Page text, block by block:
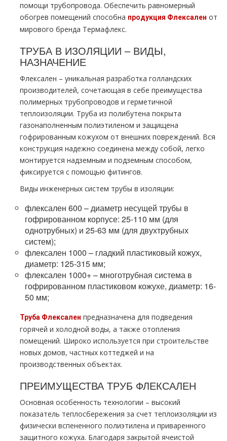
помощи трубопровода. Обеспечить равномерный
обогрев помещений способна продукция Флексален от
мирового бренда Термафлекс.
ТРУБА В ИЗОЛЯЦИИ – ВИДЫ,
НАЗНАЧЕНИЕ
Флексален – уникальная разработка голландских
производителей, сочетающая в себе преимущества
полимерных трубопроводов и герметичной
теплоизоляции. Труба из полибутена покрыта
газонаполненным полиэтиленом и защищена
гофрированным кожухом от внешних повреждений. Вся
конструкция надежно соединена между собой, легко
монтируется надземным и подземным способом,
фиксируется с помощью фитингов.
Виды инженерных систем трубы в изоляции:
флексален 600 – диаметр несущей трубы в
гофрированном корпусе: 25-110 мм (для
однотрубных) и 25-63 мм (для двухтрубных
систем);
флексален 1000 – гладкий пластиковый кожух,
диаметр: 125-315 мм;
флексален 1000+ – многотрубная система в
гофрированном пластиковом кожухе, диаметр: 16-
50 мм;
Труба Флексален предназначена для подведения
горячей и холодной воды, а также отопления
помещений. Широко используется при строительстве
новых домов, частных коттеджей и на
производственных объектах.
ПРЕИМУЩЕСТВА ТРУБ ФЛЕКСАЛЕН
Основная особенность технологии – высокий
показатель теплосбережения за счет теплоизоляции из
физически вспененного полиэтилена и приваренного
защитного кожуха. Благодаря закрытой ячеистой